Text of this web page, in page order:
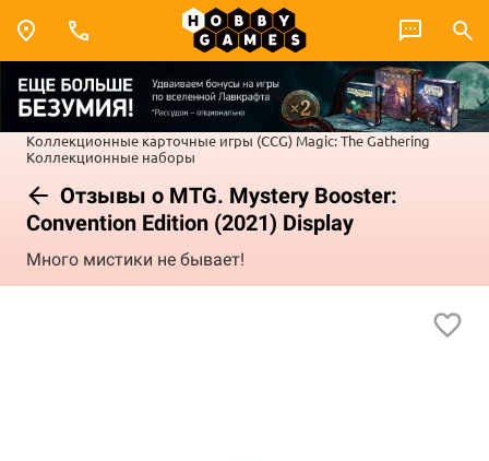
Коллекционные карточные игры (CCG) Magic: The Gathering
Коллекционные наборы
Отзывы о MTG. Mystery Booster:
Convention Edition (2021) Display
Много мистики не бывает!